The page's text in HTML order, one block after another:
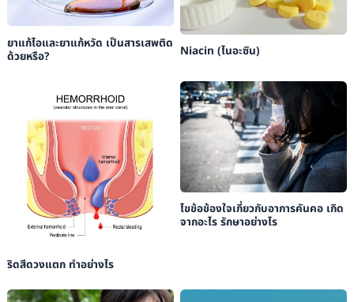
ยาแก้ไอและยาแก้หวัด เป็นสารเสพติด
ด้วยหรือ?
Niacin (ไนอะซิน)
ริดสีดวงแตก ทำอย่างไร
ไขข้อข้องใจเกี่ยวกับอาการคันคอ เกิด
จากอะไร รักษาอย่างไร